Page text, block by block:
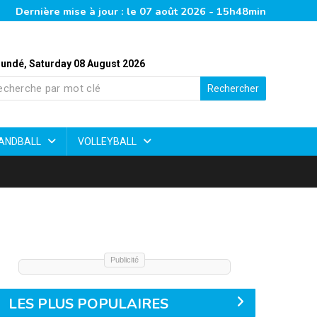
Dernière mise à jour : le 07 août 2026 - 15h48min
Saturday 08 August 2026
Rechercher
VOLLEYBALL
Publicité
LES PLUS POPULAIRES